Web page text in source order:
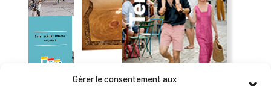
Gérer le consentement aux